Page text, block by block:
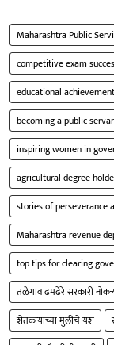
Maharashtra Public
competitive exam
educational
becoming a public
inspiring women in
agricultural degree
stories of perseverance
Maharashtra revenue
top tips for clearing
तळेगाव ढमढेरे सरकारी
शेतकऱ्यांच्या मुलींचे यश